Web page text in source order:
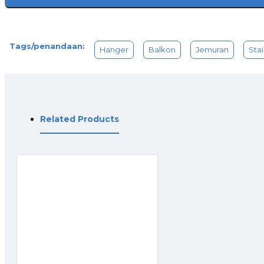
Tags/penandaan: Hanger Balkon Jemuran
Related Products